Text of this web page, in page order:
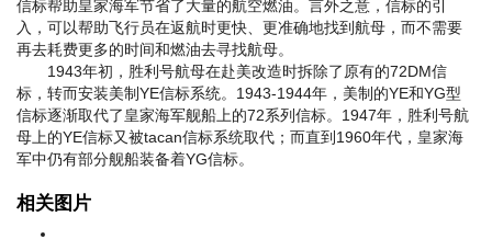
信标帮助皇家海军节省了大量的航空燃油。言外之意，信标的引
入，可以帮助飞行员在返航时更快、更准确地找到航母，而不需要
再去耗费更多的时间和燃油去寻找航母。
1943年初，胜利号航母在赴美改造时拆除了原有的72DM信
标，转而安装美制YE信标系统。1943-1944年，美制的YE和YG型
信标逐渐取代了皇家海军舰船上的72系列信标。1947年，胜利号航
母上的YE信标又被tacan信标系统取代；而直到1960年代，皇家海
军中仍有部分舰船装备着YG信标。
相关图片